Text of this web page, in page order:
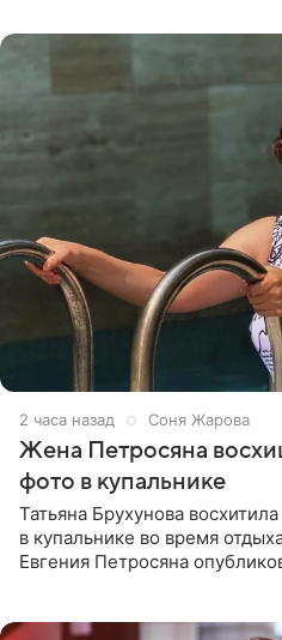
2 часа назад Соня Жарова
Жена Петросяна
фото в купальнике
Татьяна Брухунова
в купальнике во время
Евгения Петросяна